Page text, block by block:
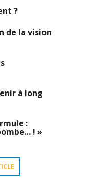
?
de la vision
à long
:
! »